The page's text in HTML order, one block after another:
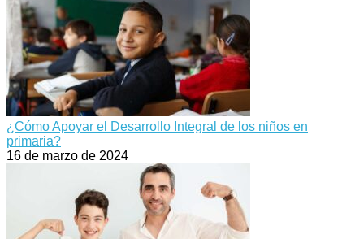
¿Cómo Apoyar el Desarrollo Integral de los niños en
primaria?
16 de marzo de 2024